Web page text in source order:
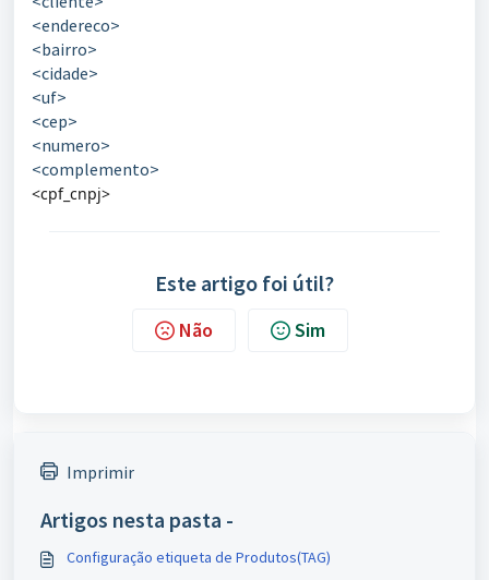
<endereco>
<bairro>
<cidade>
<uf>
<cep>
<numero>
<complemento>
<cpf_cnpj>
Este artigo foi útil?
Não Sim
Imprimir
Artigos nesta pasta -
Configuração etiqueta de Produtos(TAG)